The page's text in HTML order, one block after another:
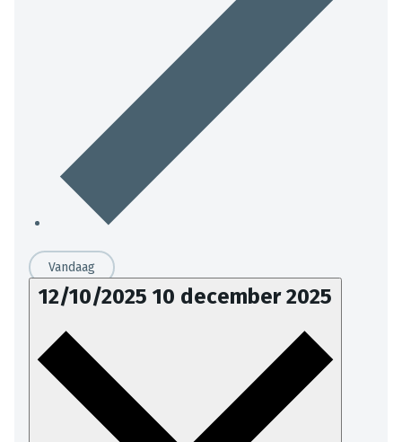
Vandaag
12/10/2025 10 december 2025